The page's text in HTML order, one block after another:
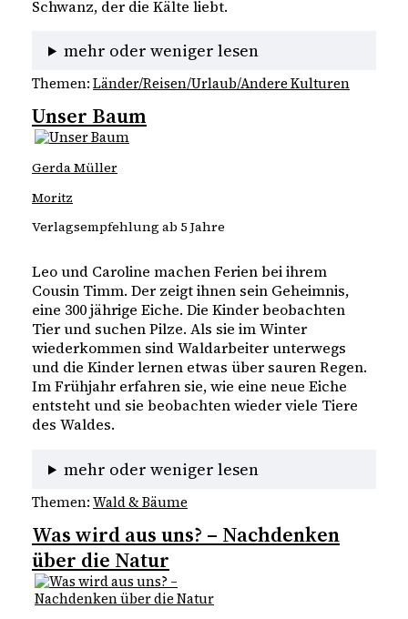
Schwanz, der die Kälte liebt.
mehr oder weniger lesen
Themen: Länder/Reisen/Urlaub/Andere Kulturen
Unser Baum
Gerda Müller
Moritz
Verlagsempfehlung ab 5 Jahre
Leo und Caroline machen Ferien bei ihrem
Cousin Timm. Der zeigt ihnen sein Geheimnis,
eine 300 jährige Eiche. Die Kinder beobachten
Tier und suchen Pilze. Als sie im Winter
wiederkommen sind Waldarbeiter unterwegs
und die Kinder lernen etwas über sauren Regen.
Im Frühjahr erfahren sie, wie eine neue Eiche
entsteht und sie beobachten wieder viele Tiere
des Waldes.
mehr oder weniger lesen
Themen: Wald & Bäume
Was wird aus uns? – Nachdenken
über die Natur